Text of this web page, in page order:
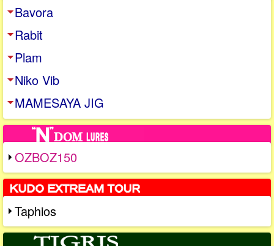
Bavora
Rabit
Plam
Niko Vib
MAMESAYA JIG
OZBOZ150
Taphios